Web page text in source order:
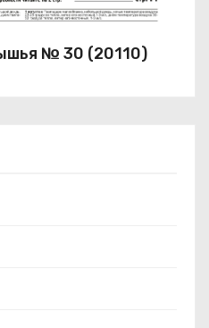
№ 30 (20110)